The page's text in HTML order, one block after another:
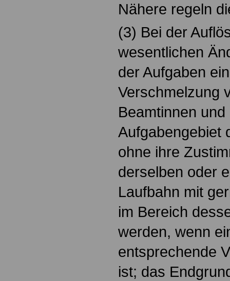
Nähere regeln
(3) Bei der
wesentlichen
der Aufgaben
Verschmelzung
Beamtinnen
Aufgabengebiet
ohne ihre
derselben oder
Laufbahn mit
im Bereich
werden, wenn
entsprechende
ist; das